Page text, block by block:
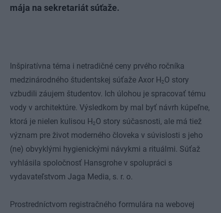
mája na sekretariát súťaže.
Inšpiratívna téma i netradičné ceny prvého ročníka
medzinárodného študentskej súťaže Axor H2O story
vzbudili záujem študentov. Ich úlohou je spracovať tému
vody v architektúre. Výsledkom by mal byť návrh kúpeľne,
ktorá je nielen kulisou H2O story súčasnosti, ale má tiež
význam pre život moderného človeka v súvislosti s jeho
(ne) obvyklými hygienickými návykmi a rituálmi. Súťaž
vyhlásila spoločnosť Hansgrohe v spolupráci s
vydavateľstvom Jaga Media, s. r. o.
Prostredníctvom registračného formulára na webovej